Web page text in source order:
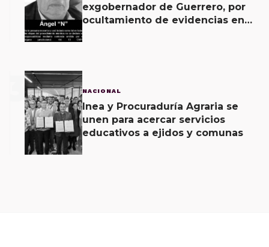
exgobernador de Guerrero, por
ocultamiento de evidencias en
3 NACIONAL
Inea y Procuraduría Agraria se
unen para acercar servicios
educativos a ejidos y comunas